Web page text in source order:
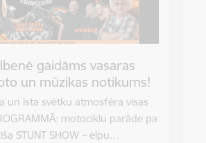
gaidāms vasaras
un mūzikas notikums!
un īsta svētku atmosfēra visas
motociklu parāde pa
STUNT SHOW – elpu…